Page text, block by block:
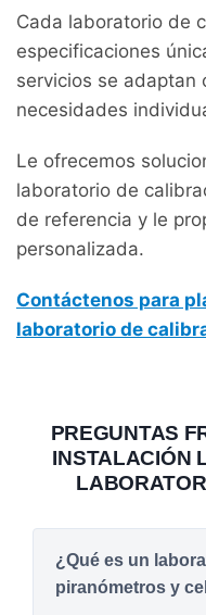
Cada laboratorio de
especificaciones
servicios se adaptan
necesidades
Le ofrecemos
laboratorio de
de referencia y le
personalizada.
Contáctenos para
laboratorio de
PREGUNTAS
INSTALACIÓN
¿Qué es un
piranómetros y